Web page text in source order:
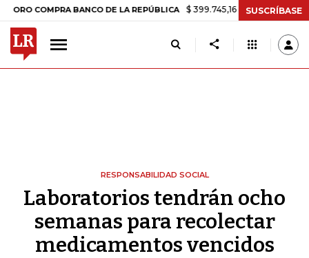
BANCO DE LA REPÚBLICA $ 399.745,16 +$ 2.295,71 +0,58%
SUSCRÍBASE
RESPONSABILIDAD SOCIAL
Laboratorios tendrán ocho
semanas para recolectar
medicamentos vencidos